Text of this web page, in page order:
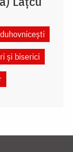
și biserici